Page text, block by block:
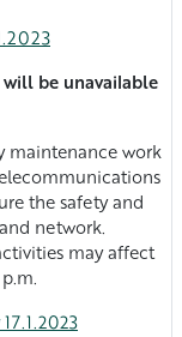
be unavailable
maintenance work
the safety and
network.
may affect